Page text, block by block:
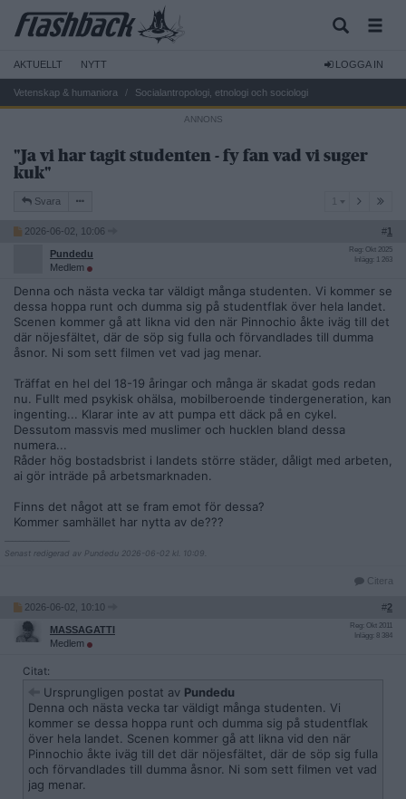
AKTUELLT NYTT LOGGA IN
Vetenskap & humaniora Socialantropologi, etnologi och sociologi
"Ja vi har tagit studenten - fy fan vad vi suger
kuk"
Svara
2026-06-02, 10:06 #1
Pundedu
Medlem
Reg: Okt 2025
Inlägg: 1 263
Denna och nästa vecka tar väldigt många studenten. Vi kommer se
dessa hoppa runt och dumma sig på studentflak över hela landet.
Scenen kommer gå att likna vid den när Pinnochio åkte iväg till det
där nöjesfältet, där de söp sig fulla och förvandlades till dumma
åsnor. Ni som sett filmen vet vad jag menar.
Träffat en hel del 18-19 åringar och många är skadat gods redan
nu. Fullt med psykisk ohälsa, mobilberoende tindergeneration, kan
ingenting... Klarar inte av att pumpa ett däck på en cykel.
Dessutom massvis med muslimer och hucklen bland dessa
numera...
Råder hög bostadsbrist i landets större städer, dåligt med arbeten,
ai gör inträde på arbetsmarknaden.
Finns det något att se fram emot för dessa?
Kommer samhället har nytta av de???
Senast redigerad av Pundedu 2026-06-02 kl. 10:09.
Citera
2026-06-02, 10:10 #2
MASSAGATTI
Medlem
Reg: Okt 2011
Inlägg: 8 384
Citat:
Ursprungligen postat av Pundedu
Denna och nästa vecka tar väldigt många studenten. Vi
kommer se dessa hoppa runt och dumma sig på studentflak
över hela landet. Scenen kommer gå att likna vid den när
Pinnochio åkte iväg till det där nöjesfältet, där de söp sig fulla
och förvandlades till dumma åsnor. Ni som sett filmen vet vad
jag menar.